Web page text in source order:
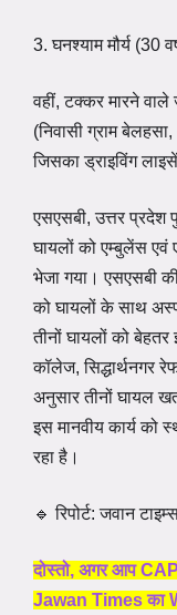
3. घनश्याम मौर्य (30
वहीं, टक्कर मारने वाले
(निवासी ग्राम बेलहसा,
जिसका ड्राइविंग
एसएसबी, उत्तर प्रदेश
घायलों को एम्बुलेंस एवं
भेजा गया। एसएसबी
को घायलों के साथ
तीनों घायलों को
कॉलेज, सिद्धार्थनगर
अनुसार तीनों घायल
इस मानवीय कार्य को
रहा है।
🔹 रिपोर्ट: जवान
दोस्तो, अगर आप
Jawan Times का